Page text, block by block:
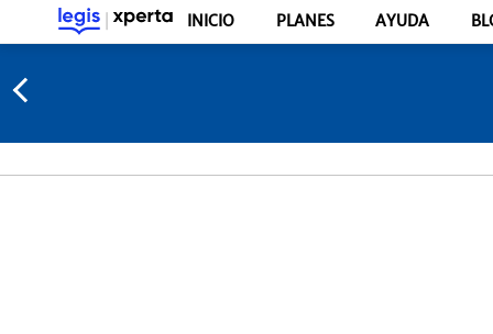
INICIO PLANES AYUDA